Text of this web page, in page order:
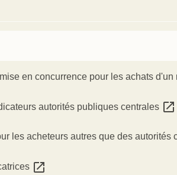
en concurrence pour les achats
autorités publiques centrales open_in_new
les acheteurs autres que des autorités
open_in_new